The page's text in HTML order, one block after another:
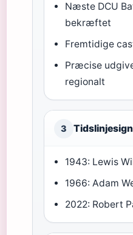
Næste DCU
bekræftet
Fremtidige
Præcise
regionalt
3
1943: Lewis
1966: Adam
2022: Robert